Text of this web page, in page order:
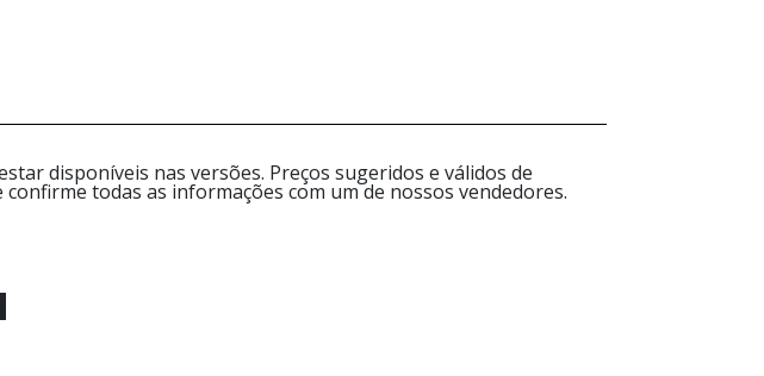
disponíveis nas versões. Preços sugeridos e válidos de
todas as informações com um de nossos vendedores.